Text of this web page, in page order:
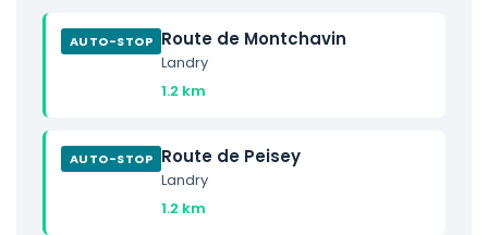
AUTO-STOP Route de Montchavin
Landry
1.2 km
AUTO-STOP Route de Peisey
Landry
1.2 km